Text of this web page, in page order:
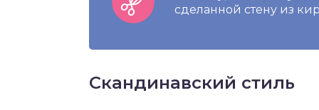
сделанной стену из
Скандинавский стиль